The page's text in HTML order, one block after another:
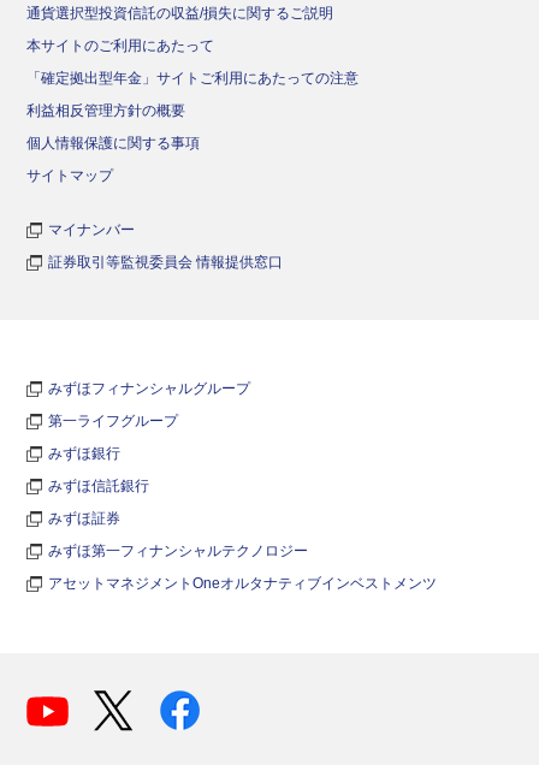
通貨選択型投資信託の収益/損失に関するご説明
本サイトのご利用にあたって
「確定拠出型年金」サイトご利用にあたっての注意
利益相反管理方針の概要
個人情報保護に関する事項
サイトマップ
マイナンバー
証券取引等監視委員会 情報提供窓口
みずほフィナンシャルグループ
第一ライフグループ
みずほ銀行
みずほ信託銀行
みずほ証券
みずほ第一フィナンシャルテクノロジー
アセットマネジメントOneオルタナティブインベストメンツ